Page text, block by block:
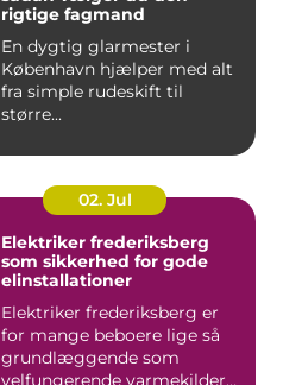
rigtige fagmand
En dygtig glarmester i
København hjælper med alt
fra simple rudeskift til
større...
02. Jul
Elektriker frederiksberg
som sikkerhed for gode
elinstallationer
Elektriker frederiksberg er
for mange beboere lige så
grundlæggende som
velfungerende varmekilder